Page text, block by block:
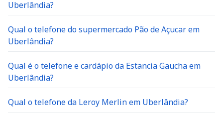
Uberlândia?
Qual o telefone do supermercado Pão de Açucar em
Uberlândia?
Qual é o telefone e cardápio da Estancia Gaucha em
Uberlândia?
Qual o telefone da Leroy Merlin em Uberlândia?